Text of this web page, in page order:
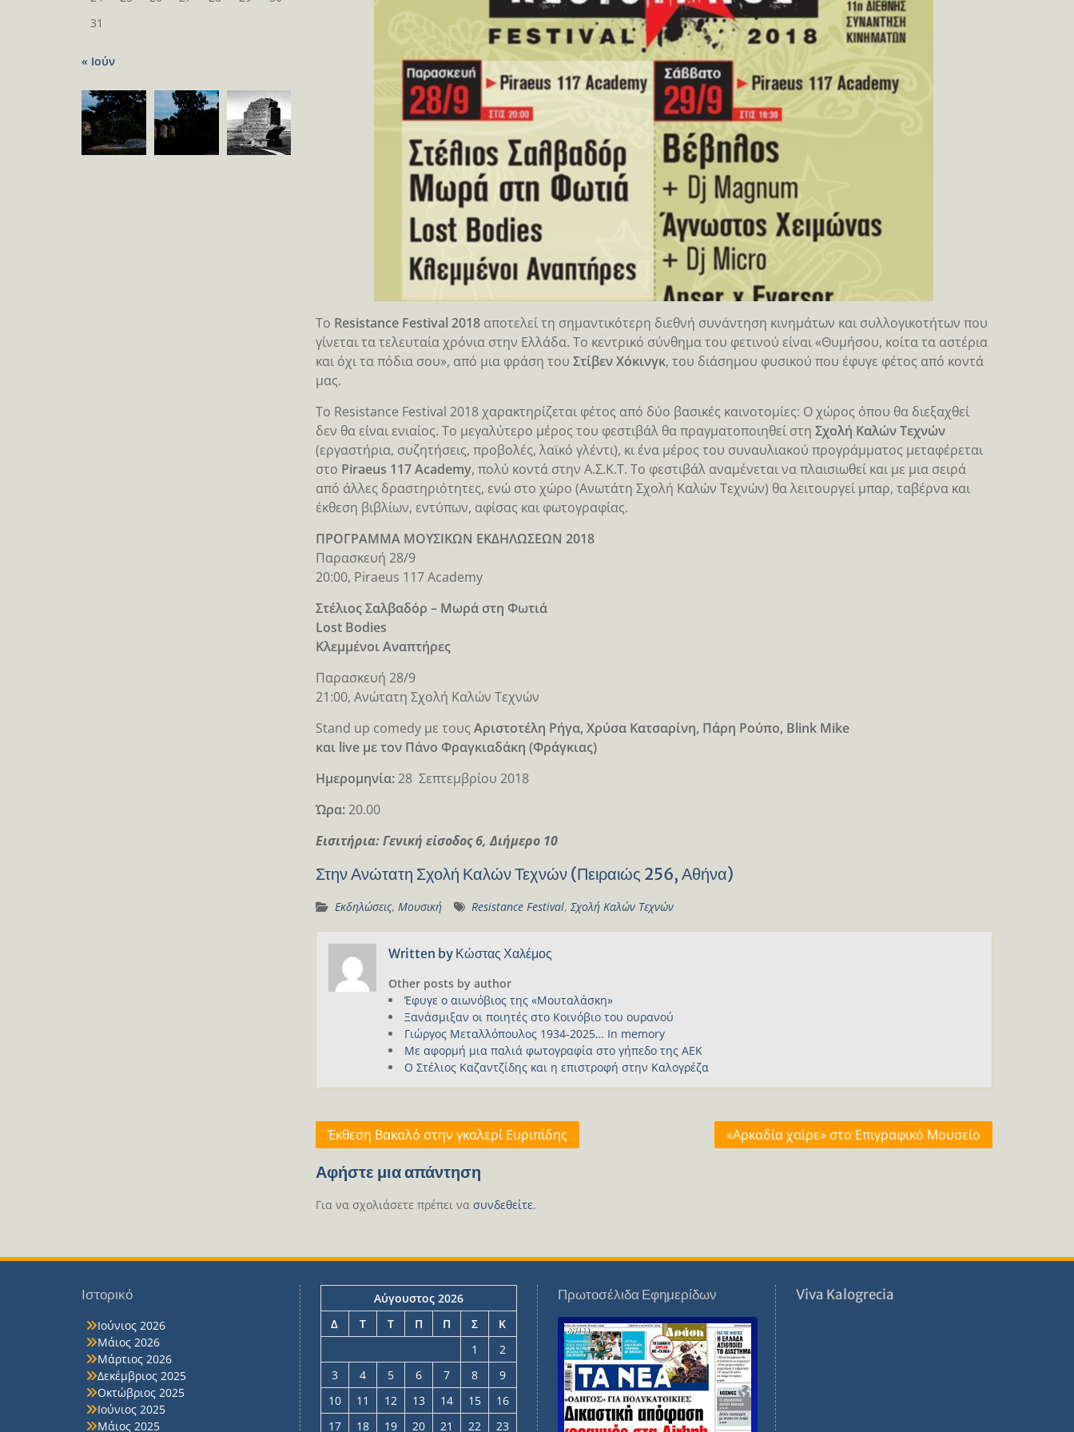
Το Resistance Festival 2018αποτελεί τη σημαντικότερη διεθνή συνάντηση κινημάτων και συλλογικοτήτων που
γίνεται τα τελευταία χρόνια στην Ελλάδα. Το κεντρικό σύνθημα του φετινού είναι «Θυμήσου, κοίτα τα αστέρια
και όχι τα πόδια σου», από μια φράση του Στίβεν Χόκινγκ, του διάσημου φυσικού που έφυγε φέτος από κοντά
μας.
Το Resistance Festival 2018 χαρακτηρίζεται φέτος από δύο βασικές καινοτομίες: Ο χώρος όπου θα διεξαχθεί
δεν θα είναι ενιαίος. Το μεγαλύτερο μέρος του φεστιβάλ θα πραγματοποιηθεί στη Σχολή Καλών Τεχνών
(εργαστήρια, συζητήσεις, προβολές, λαϊκό γλέντι), κι ένα μέρος του συναυλιακού προγράμματος μεταφέρεται
στο Piraeus 117 Academy, πολύ κοντά στην Α.Σ.Κ.Τ. Το φεστιβάλ αναμένεται να πλαισιωθεί και με μια σειρά
από άλλες δραστηριότητες, ενώ στο χώρο (Ανωτάτη Σχολή Καλών Τεχνών) θα λειτουργεί μπαρ, ταβέρνα και
έκθεση βιβλίων, εντύπων, αφίσας και φωτογραφίας.
ΠΡΟΓΡΑΜΜΑ ΜΟΥΣΙΚΩΝ ΕΚΔΗΛΩΣΕΩΝ 2018
Παρασκευή 28/9
20:00, Piraeus 117 Academy
Στέλιος Σαλβαδόρ – Μωρά στη Φωτιά
Lost Bodies
Κλεμμένοι Αναπτήρες
Παρασκευή 28/9
21:00, Ανώτατη Σχολή Καλών Τεχνών
Stand up comedy με τους Αριστοτέλη Ρήγα, Χρύσα Κατσαρίνη, Πάρη Ρούπο, Blink Mike
και live με τον Πάνο Φραγκιαδάκη (Φράγκιας)
Ημερομηνία:28 Σεπτεμβρίου 2018
Ώρα:20.00
Eισιτήρια: Γενική είσοδος 6, Διήμερο 10
Στην Ανώτατη Σχολή Καλών Τεχνών (Πειραιώς 256, Αθήνα)
Εκδηλώσεις, Μουσική Resistance Festival, Σχολή Καλών Τεχνών
Written by Κώστας Χαλέμος
Other posts by author
Έφυγε ο αιωνόβιος της «Μουταλάσκη»
Ξανάσμιξαν οι ποιητές στο Κοινόβιο του ουρανού
Γιώργος Μεταλλόπουλος 1934-2025… In memory
Με αφορμή μια παλιά φωτογραφία στο γήπεδο της ΑΕΚ
Ο Στέλιος Καζαντζίδης και η επιστροφή στην Καλογρέζα
Πλοήγηση
Έκθεση Βακαλό στην γκαλερί Ευριπίδης «Αρκαδία χαίρε» στο Επιγραφικό Μουσείο
Αφήστε μια απάντηση
Για να σχολιάσετε πρέπει να συνδεθείτε.
31
« Ιούν
Ιστορικό
Ιούνιος 2026
Μάιος 2026
Μάρτιος 2026
Δεκέμβριος 2025
Οκτώβριος 2025
Ιούνιος 2025
Μάιος 2025
Αύγουστος 2026
Δ
Τ Τ Π Π Σ
Κ
1
2
3
4 5 6 7 8
9
10
11 12 13 14 15
16
17
18 19 20 21 22 23
Πρωτοσέλιδα Εφημερίδων Viva Kalogrecia